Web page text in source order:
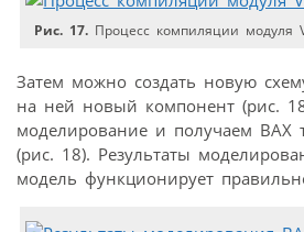
Рис. 17. Процесс компиляции модуля
Затем можно создать новую
на ней новый компонент (рис.
моделирование и получаем ВАХ
(рис. 18). Результаты
модель функционирует